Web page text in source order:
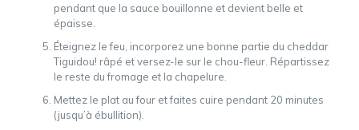
pendant que la sauce bouillonne et devient belle et
épaisse.
Éteignez le feu, incorporez une bonne partie du cheddar
Tiguidou! râpé et versez-le sur le chou-fleur. Répartissez
le reste du fromage et la chapelure.
Mettez le plat au four et faites cuire pendant 20 minutes
(jusqu’à ébullition).